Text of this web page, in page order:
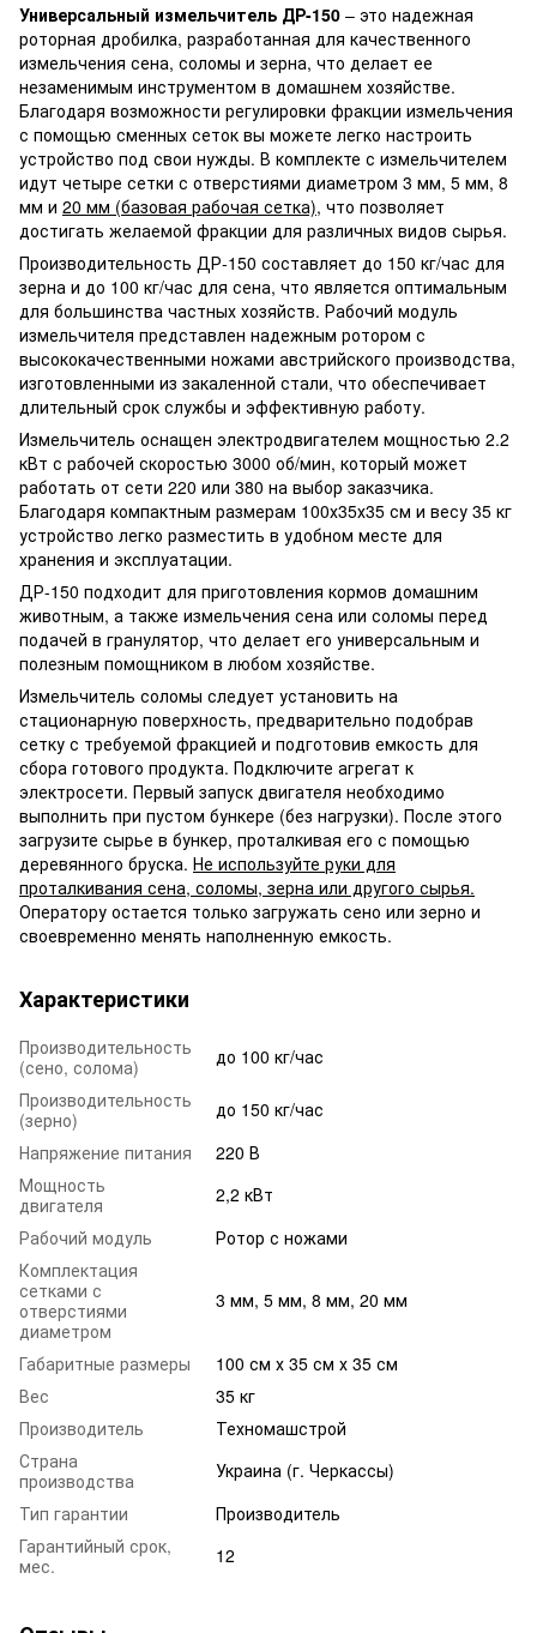
Универсальный измельчитель ДР-150 – это надежная
роторная дробилка, разработанная для качественного
измельчения сена, соломы и зерна, что делает ее
незаменимым инструментом в домашнем хозяйстве.
Благодаря возможности регулировки фракции измельчения
с помощью сменных сеток вы можете легко настроить
устройство под свои нужды. В комплекте с измельчителем
идут четыре сетки с отверстиями диаметром 3 мм, 5 мм, 8
мм и 20 мм (базовая рабочая сетка), что позволяет
достигать желаемой фракции для различных видов сырья.
Производительность ДР-150 составляет до 150 кг/час для
зерна и до 100 кг/час для сена, что является оптимальным
для большинства частных хозяйств. Рабочий модуль
измельчителя представлен надежным ротором с
высококачественными ножами австрийского производства,
изготовленными из закаленной стали, что обеспечивает
длительный срок службы и эффективную работу.
Измельчитель оснащен электродвигателем мощностью 2.2
кВт с рабочей скоростью 3000 об/мин, который может
работать от сети 220 или 380 на выбор заказчика.
Благодаря компактным размерам 100х35х35 см и весу 35 кг
устройство легко разместить в удобном месте для
хранения и эксплуатации.
ДР-150 подходит для приготовления кормов домашним
животным, а также измельчения сена или соломы перед
подачей в гранулятор, что делает его универсальным и
полезным помощником в любом хозяйстве.
Измельчитель соломы следует установить на
стационарную поверхность, предварительно подобрав
сетку с требуемой фракцией и подготовив емкость для
сбора готового продукта. Подключите агрегат к
электросети. Первый запуск двигателя необходимо
выполнить при пустом бункере (без нагрузки). После этого
загрузите сырье в бункер, проталкивая его с помощью
деревянного бруска. Не используйте руки для
проталкивания сена, соломы, зерна или другого сырья.
Оператору остается только загружать сено или зерно и
своевременно менять наполненную емкость.
Характеристики
Производительность
(сено, солома)
до 100 кг/час
Производительность
(зерно)
до 150 кг/час
Напряжение питания
220 В
Мощность
двигателя
2,2 кВт
Рабочий модуль
Ротор с ножами
Комплектация
сетками с
отверстиями
диаметром
3 мм, 5 мм, 8 мм, 20 мм
Габаритные размеры
100 см х 35 см х 35 см
Вес
35 кг
Производитель
Техномашстрой
Страна
производства
Украина (г. Черкассы)
Тип гарантии
Производитель
Гарантийный срок,
мес.
12